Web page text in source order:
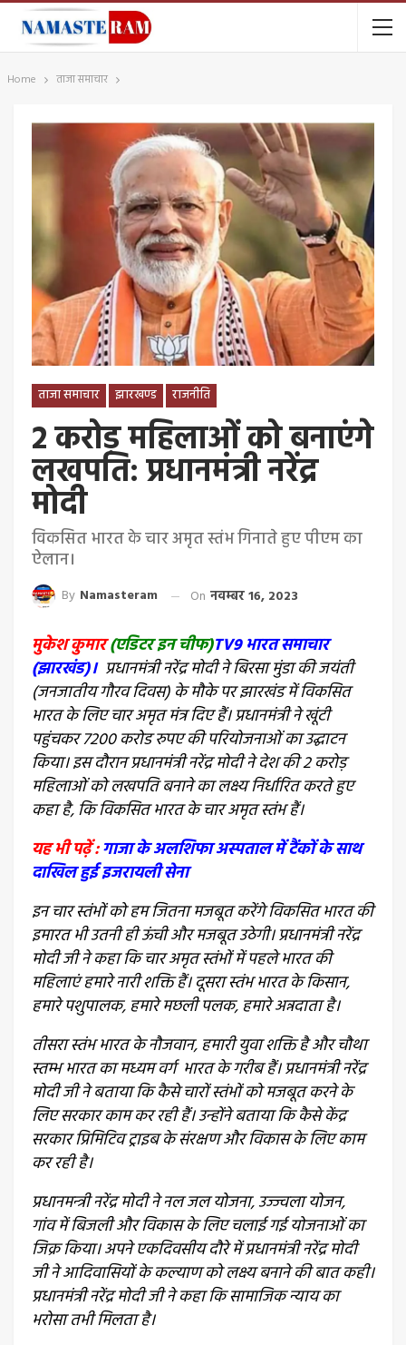
Home ताजा समाचार
ताजा समाचार झारखण्ड राजनीति
2 करोड़ महिलाओं को बनाएंगे
लखपति: प्रधानमंत्री नरेंद्र
मोदी
विकसित भारत के चार अमृत स्तंभ गिनाते हुए पीएम का
ऐलान।
By Namasteram On नवम्बर 16, 2023
मुकेश कुमार(एडिटर इन चीफ)TV9 भारत समाचार
(झारखंड)। प्रधानमंत्री नरेंद्र मोदी ने बिरसा मुंडा की जयंती
(जनजातीय गौरव दिवस) के मौके पर झारखंड में विकसित
भारत के लिए चार अमृत मंत्र दिए हैं। प्रधानमंत्री ने खूंटी
पहुंचकर 7200 करोड रुपए की परियोजनाओं का उद्घाटन
किया। इस दौरान प्रधानमंत्री नरेंद्र मोदी ने देश की 2 करोड़
महिलाओं को लखपति बनाने का लक्ष्य निर्धारित करते हुए
कहा है, कि विकसित भारत के चार अमृत स्तंभ हैं।
यह भी पढ़ें :गाजा के अलशिफा अस्पताल में टैंकों के साथ
दाखिल हुई इजरायली सेना
इन चार स्तंभों को हम जितना मजबूत करेंगे विकसित भारत की
इमारत भी उतनी ही ऊंची और मजबूत उठेगी। प्रधानमंत्री नरेंद्र
मोदी जी ने कहा कि चार अमृत स्तंभों में पहले भारत की
महिलाएं हमारे नारी शक्ति हैं। दूसरा स्तंभ भारत के किसान,
हमारे पशुपालक, हमारे मछली पलक, हमारे अन्नदाता है।
तीसरा स्तंभ भारत के नौजवान, हमारी युवा शक्ति है और चौथा
स्तम्भ भारत का मध्यम वर्ग भारत के गरीब हैं। प्रधानमंत्री नरेंद्र
मोदी जी ने बताया कि कैसे चारों स्तंभों को मजबूत करने के
लिए सरकार काम कर रही हैं। उन्होंने बताया कि कैसे केंद्र
सरकार प्रिमिटिव ट्राइब के संरक्षण और विकास के लिए काम
कर रही है।
प्रधानमन्त्री नरेंद्र मोदी ने नल जल योजना, उज्ज्वला योजन,
गांव में बिजली और विकास के लिए चलाई गई योजनाओं का
जिक्र किया। अपने एकदिवसीय दौरे में प्रधानमंत्री नरेंद्र मोदी
जी ने आदिवासियों के कल्याण को लक्ष्य बनाने की बात कही।
प्रधानमंत्री नरेंद्र मोदी जी ने कहा कि सामाजिक न्याय का
भरोसा तभी मिलता है।